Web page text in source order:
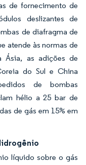
de fornecimento de
deslizantes de
de diafragma de
atende às normas de
Ásia, as adições de
do Sul e China
de bombas
hélio a 25 bar de
de gás em 15% em
líquido sobre o gás